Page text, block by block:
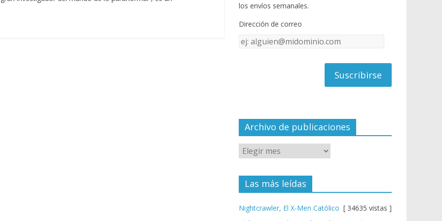
o
k e
C
el
los envíos semanales.
Dirección de correo
Dirección
Archivo de publicaciones
Las más leídas
Nightcrawler, El X-Men Católico [ 34635 vistas ]